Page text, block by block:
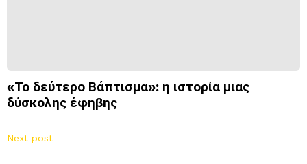
«Το δεύτερο Βάπτισμα»: η ιστορία μιας
δύσκολης έφηβης
Next post